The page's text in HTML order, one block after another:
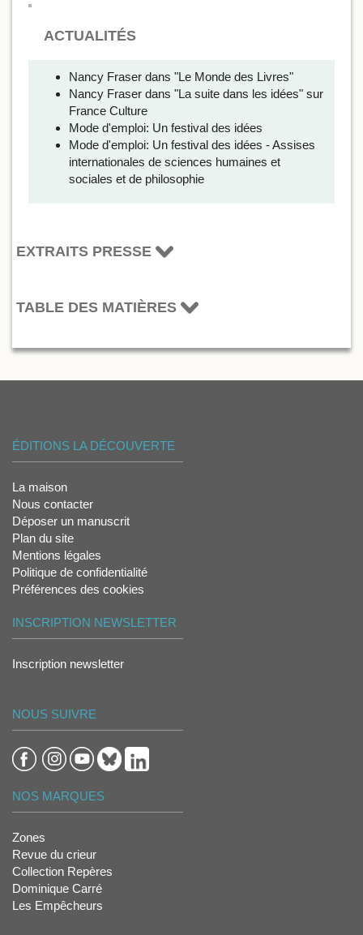
ACTUALITÉS
Nancy Fraser dans "Le Monde des Livres"
Nancy Fraser dans "La suite dans les idées" sur
France Culture
Mode d'emploi: Un festival des idées
Mode d'emploi: Un festival des idées - Assises
internationales de sciences humaines et
sociales et de philosophie
EXTRAITS PRESSE
TABLE DES MATIÈRES
ÉDITIONS LA DÉCOUVERTE
La maison
Nous contacter
Déposer un manuscrit
Plan du site
Mentions légales
Politique de confidentialité
Préférences des cookies
INSCRIPTION NEWSLETTER
Inscription newsletter
NOUS SUIVRE
NOS MARQUES
Zones
Revue du crieur
Collection Repères
Dominique Carré
Les Empêcheurs